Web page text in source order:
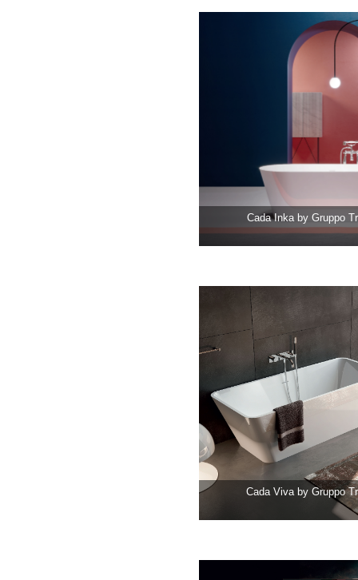
Cada Inka by Gruppo
Cada Viva by Gruppo